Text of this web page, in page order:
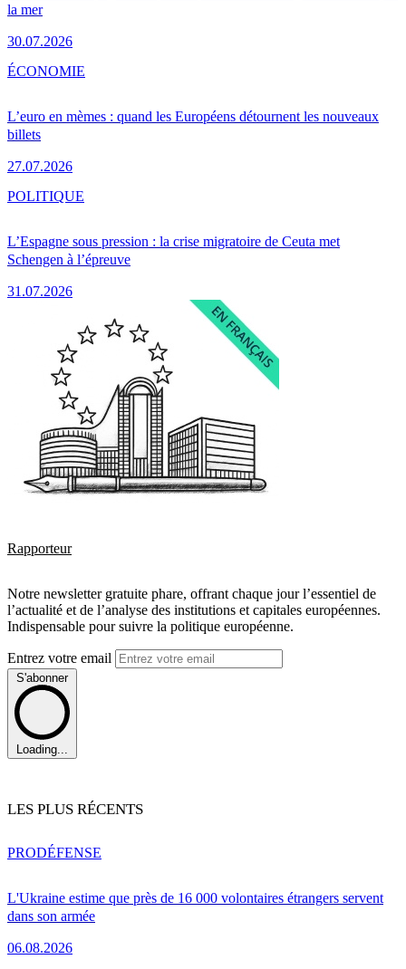
la mer
30.07.2026
L’euro en mèmes : quand les Européens détournent les nouveaux
billets
27.07.2026
ÉCONOMIE
L’Espagne sous pression : la crise migratoire de Ceuta met
Schengen à l’épreuve
31.07.2026
POLITIQUE
Rapporteur
Notre newsletter gratuite phare, offrant chaque jour l’essentiel de
l’actualité et de l’analyse des institutions et capitales européennes.
Indispensable pour suivre la politique européenne.
Entrez votre email
S'abonner
Loading...
LES PLUS RÉCENTS
L'Ukraine estime que près de 16 000 volontaires étrangers servent
dans son armée
06.08.2026
PRODÉFENSE